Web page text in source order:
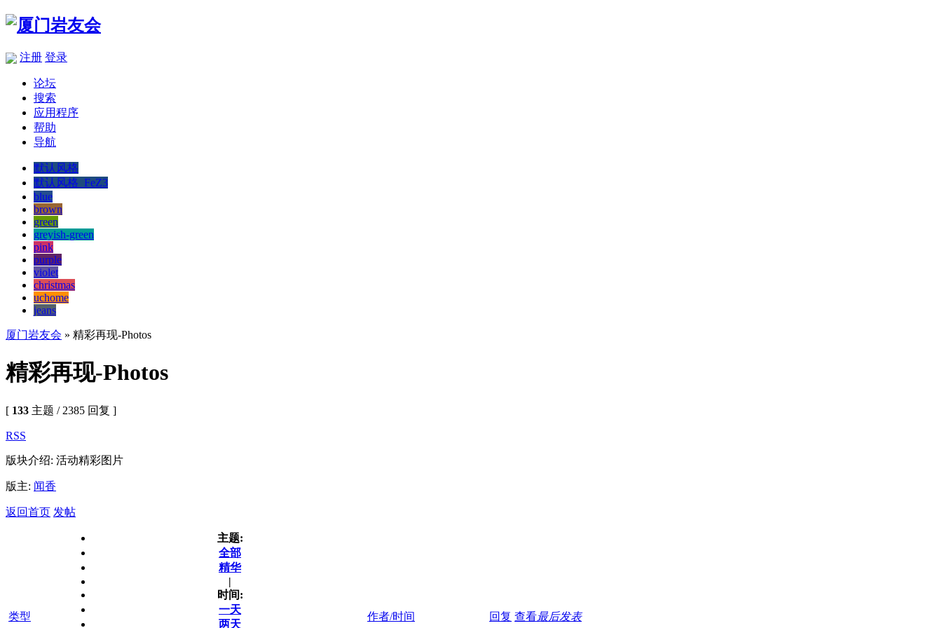
注册 登录
论坛
搜索
应用程序
帮助
导航
默认风格
默认风格_FeZ3
blue
brown
green
greyish-green
pink
purple
violet
christmas
uchome
jeans
厦门岩友会 » 精彩再现-Photos
精彩再现-Photos
[ 133 主题 / 2385 回复 ]
RSS
版块介绍: 活动精彩图片
版主: 闻香
返回首页 发帖
类型
主题:
全部
精华
|
时间:
一天
两天
作者/时间 回复 查看最后发表